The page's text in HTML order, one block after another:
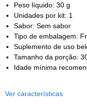
Peso líquido: 30 g
Unidades por kit: 1
Sabor: Sem sabor
Tipo de embalagem:
Suplemento de uso
Tamanho da porção:
Idade mínima
Ver características